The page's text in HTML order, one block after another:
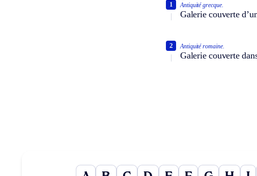
Antiquité grecque.
Galerie couverte
1
Antiquité romaine.
Galerie couverte
2